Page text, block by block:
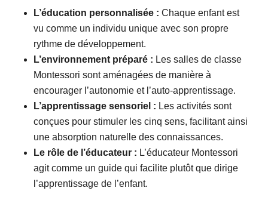
L’éducation personnalisée : Chaque enfant est
vu comme un individu unique avec son propre
rythme de développement.
L’environnement préparé : Les salles de classe
Montessori sont aménagées de manière à
encourager l’autonomie et l’auto-apprentissage.
L’apprentissage sensoriel : Les activités sont
conçues pour stimuler les cinq sens, facilitant ainsi
une absorption naturelle des connaissances.
Le rôle de l’éducateur : L’éducateur Montessori
agit comme un guide qui facilite plutôt que dirige
l’apprentissage de l’enfant.